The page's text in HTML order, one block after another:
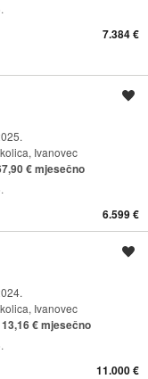
7.384 €
Ivanovec
€ mjesečno
6.599 €
Ivanovec
€ mjesečno
11.000 €